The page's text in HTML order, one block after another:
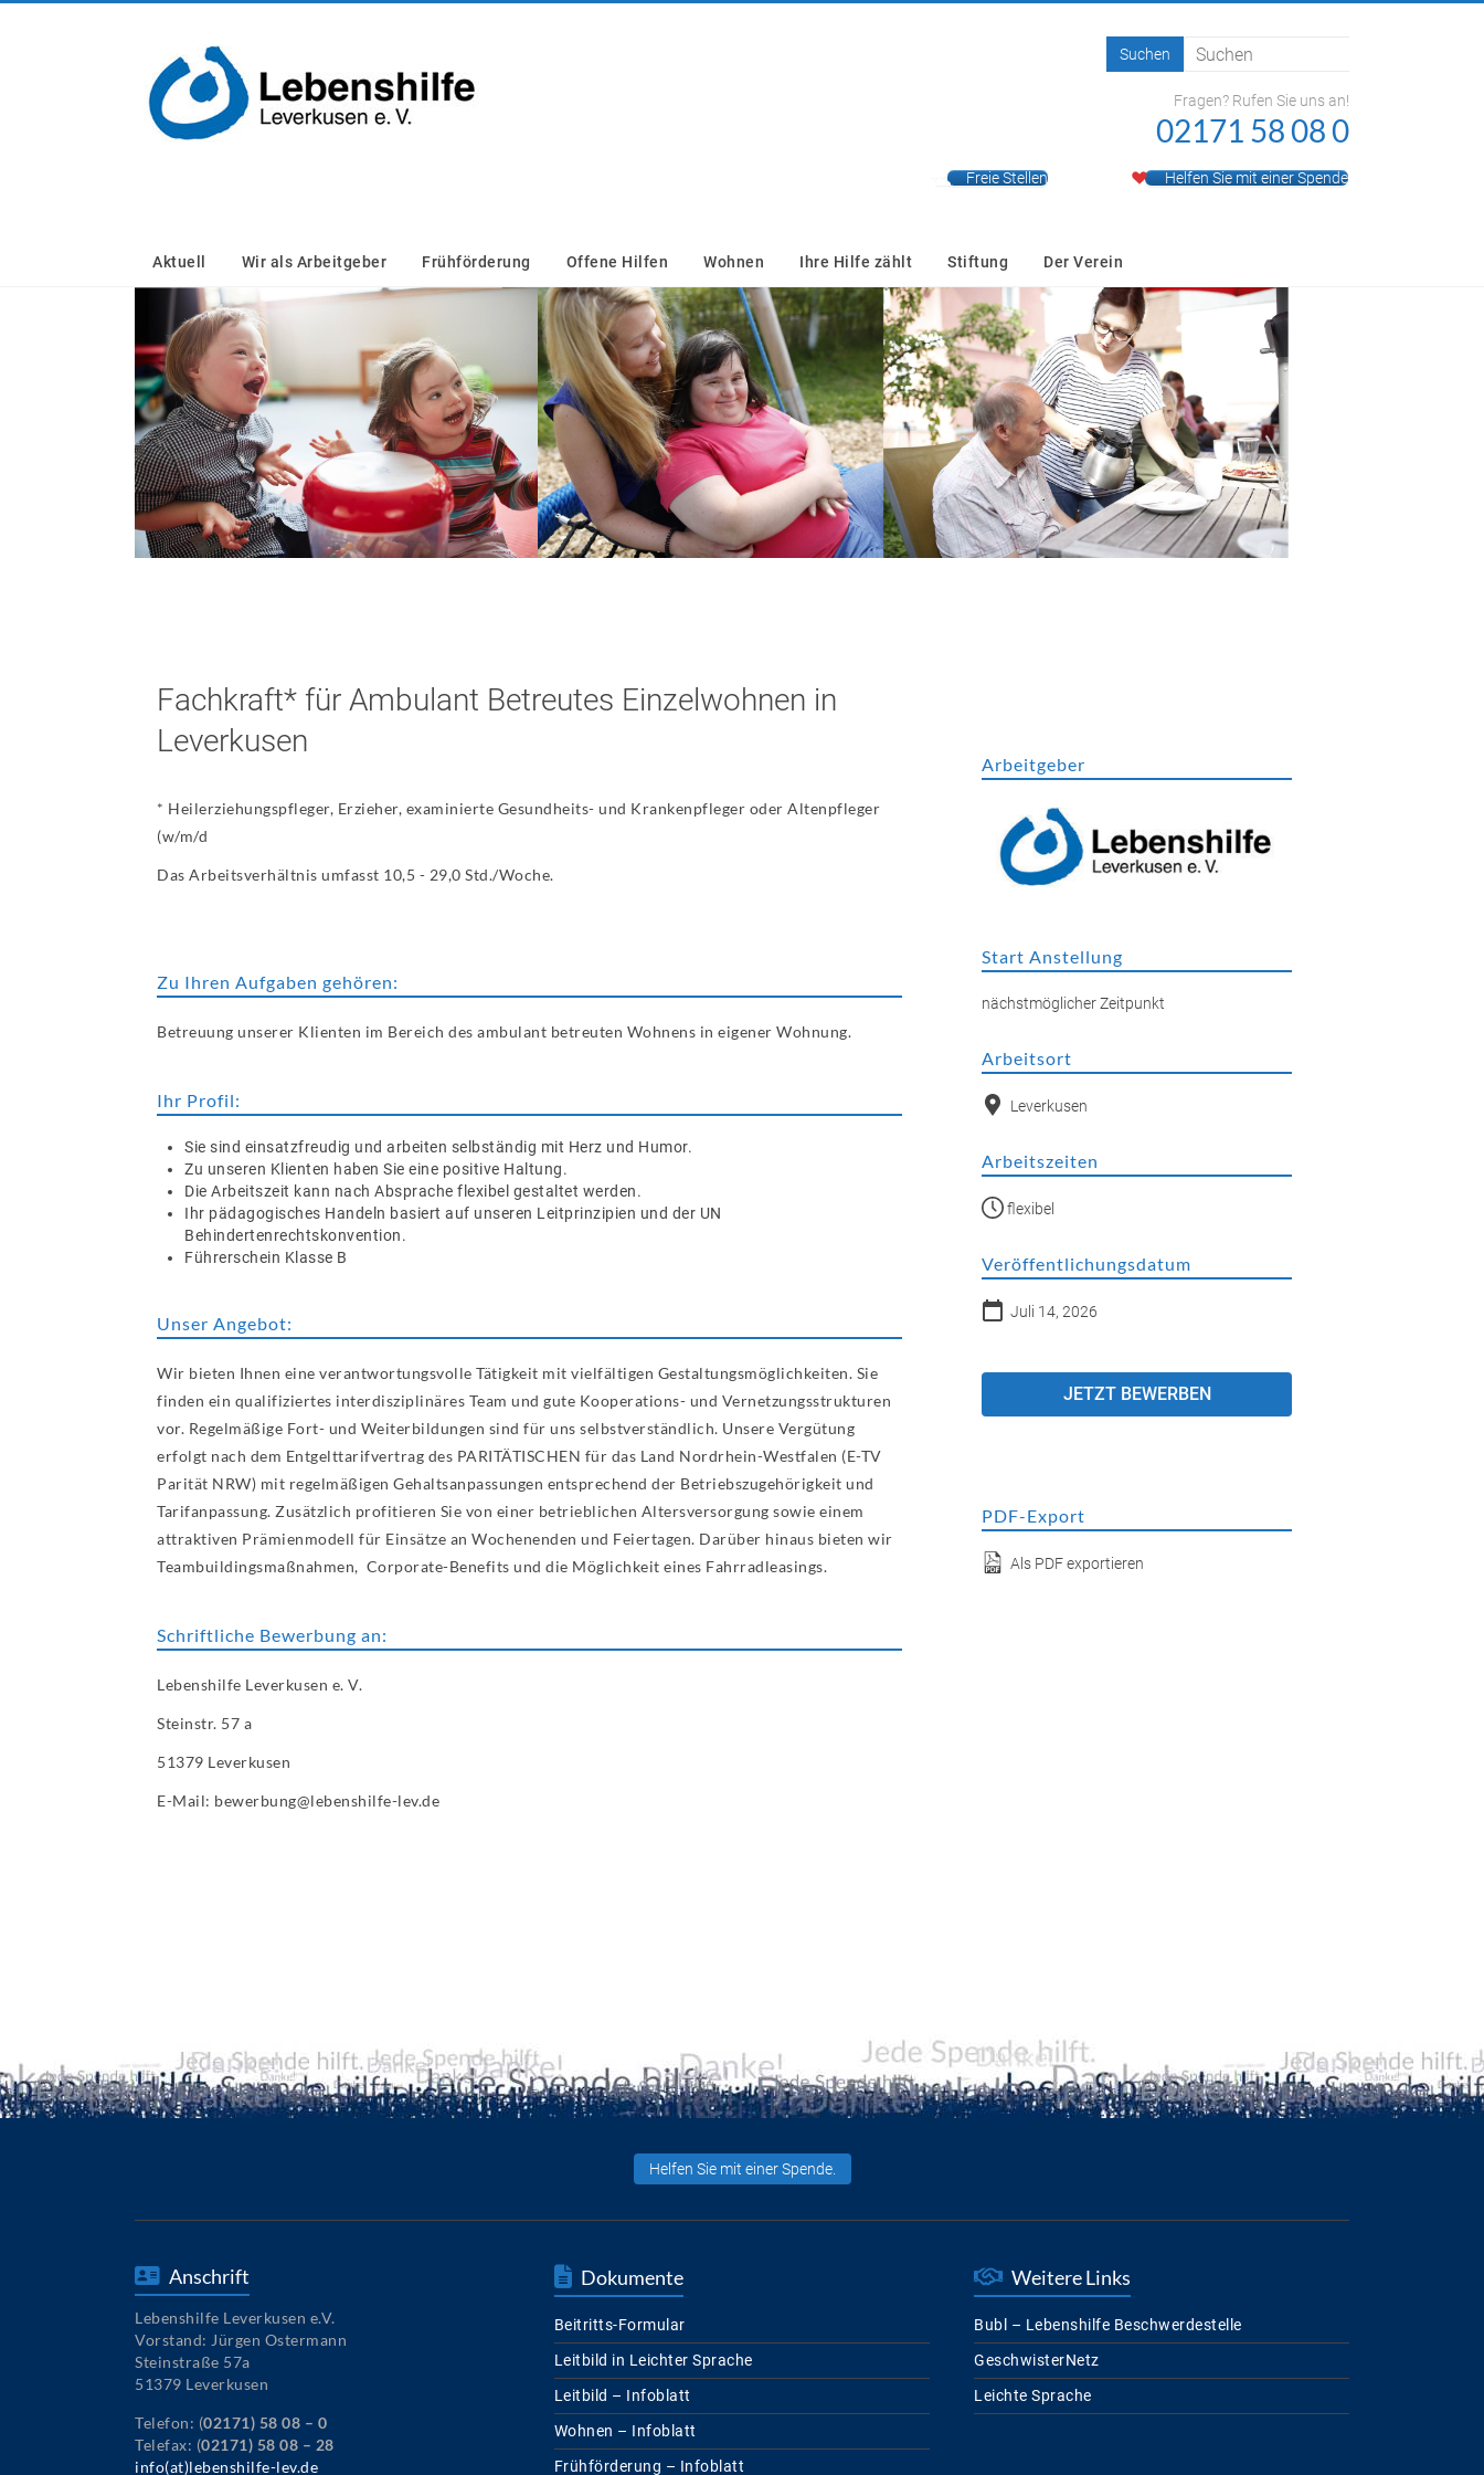
Lebenshilfe
Leverkusen
e.V.
Fragen? Rufen Sie uns an!
02171 58 08 0
Freie Stellen Helfen Sie mit einer Spende
Aktuell Wir als Arbeitgeber Frühförderung Offene Hilfen Wohnen Ihre Hilfe zählt Stiftung Der Verein
Fachkraft* für Ambulant Betreutes Einzelwohnen in
Leverkusen
* Heilerziehungspfleger, Erzieher, examinierte Gesundheits- und Krankenpfleger oder Altenpfleger
(w/m/d
Das Arbeitsverhältnis umfasst 10,5 - 29,0 Std./Woche.
Zu Ihren Aufgaben gehören:
Betreuung unserer Klienten im Bereich des ambulant betreuten Wohnens in eigener Wohnung.
Ihr Profil:
Sie sind einsatzfreudig und arbeiten selbständig mit Herz und Humor.
Zu unseren Klienten haben Sie eine positive Haltung.
Die Arbeitszeit kann nach Absprache flexibel gestaltet werden.
Ihr pädagogisches Handeln basiert auf unseren Leitprinzipien und der UN
Behindertenrechtskonvention.
Führerschein Klasse B
Unser Angebot:
Wir bieten Ihnen eine verantwortungsvolle Tätigkeit mit vielfältigen Gestaltungsmöglichkeiten. Sie
finden ein qualifiziertes interdisziplinäres Team und gute Kooperations- und Vernetzungsstrukturen
vor. Regelmäßige Fort- und Weiterbildungen sind für uns selbstverständlich. Unsere Vergütung
erfolgt nach dem Entgelttarifvertrag des PARITÄTISCHEN für das Land Nordrhein-Westfalen (E-TV
Parität NRW) mit regelmäßigen Gehaltsanpassungen entsprechend der Betriebszugehörigkeit und
Tarifanpassung. Zusätzlich profitieren Sie von einer betrieblichen Altersversorgung sowie einem
attraktiven Prämienmodell für Einsätze an Wochenenden und Feiertagen. Darüber hinaus bieten wir
Teambuildingsmaßnahmen, Corporate-Benefits und die Möglichkeit eines Fahrradleasings.
Schriftliche Bewerbung an:
Lebenshilfe Leverkusen e. V.
Steinstr. 57 a
51379 Leverkusen
E-Mail: bewerbung@lebenshilfe-lev.de
Arbeitgeber
Start Anstellung
nächstmöglicher Zeitpunkt
Arbeitsort
Leverkusen
Arbeitszeiten
flexibel
Veröffentlichungsdatum
Juli 14, 2026
JETZT BEWERBEN
PDF-Export
Als PDF exportieren
Helfen Sie mit einer Spende.
Anschrift
Lebenshilfe Leverkusen e.V.
Vorstand: Jürgen Ostermann
Steinstraße 57a
51379 Leverkusen
Telefon: (02171) 58 08 – 0
Telefax: (02171) 58 08 – 28
info(at)lebenshilfe-lev.de
Dokumente
Beitritts-Formular
Leitbild in Leichter Sprache
Leitbild – Infoblatt
Wohnen – Infoblatt
Frühförderung – Infoblatt
Weitere Links
Bubl – Lebenshilfe Beschwerdestelle
GeschwisterNetz
Leichte Sprache